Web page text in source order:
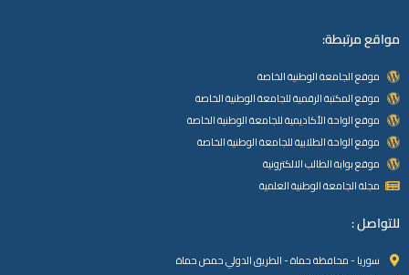
مواقع مرتبطة:
موقع الجامعة الوطنية الخاصة
موقع المكتبة الرقمية للجامعة الوطنية الخاصة
موقع الواحة الأكاديمية للجامعة الوطنية الخاصة
موقع الواحة الطلابية للجامعة الوطنية الخاصة
موقع بوابة الطالب الالكترونية
مجلة الجامعة الوطنية العلمية
للتواصل :
سوريا - محافظة حماة - الطريق الدولي حمص حماة